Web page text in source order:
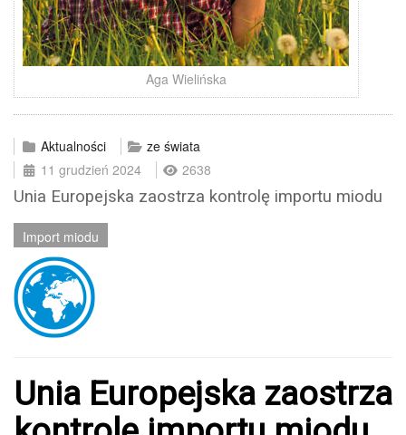
Aga Wielińska
Aktualności
ze świata
11 grudzień 2024
2638
Unia Europejska zaostrza kontrolę importu miodu
Import miodu
Unia Europejska zaostrza